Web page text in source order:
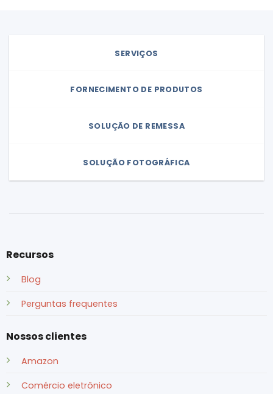
SERVIÇOS
FORNECIMENTO DE PRODUTOS
SOLUÇÃO DE REMESSA
SOLUÇÃO FOTOGRÁFICA
Recursos
Blog
Perguntas frequentes
Nossos clientes
Amazon
Comércio eletrônico